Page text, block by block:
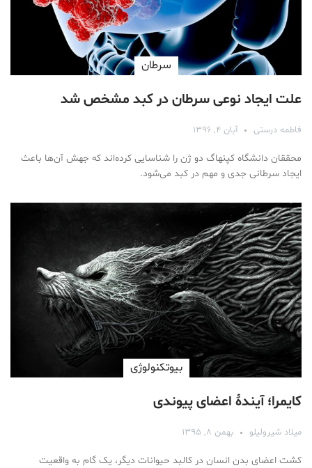
سرطان
علت ایجاد نوعی سرطان در کبد مشخص شد
فاطمه درستی آبان ۴, ۱۳۹۶
محققان دانشگاه کپنهاگ دو ژن را شناسایی کرده‌اند که جهش آن‌ها باعث
ایجاد سرطانی جدی و مهم در کبد می‌شود.
بیوتکنولوژی
کایمرا؛ آیندۀ اعضای پیوندی
میلاد شیرولیلو بهمن ۸, ۱۳۹۵
کشت اعضای بدن انسان در کالبد حیوانات دیگر، یک گام به واقعیت